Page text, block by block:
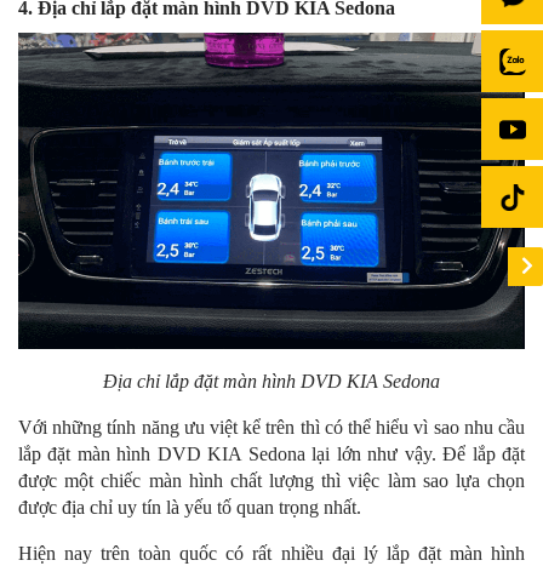
4. Địa chỉ lắp đặt màn hình DVD KIA Sedona
Địa chỉ lắp đặt màn hình DVD KIA Sedona
Với những tính năng ưu việt kể trên thì có thể hiểu vì sao nhu cầu
lắp đặt màn hình DVD KIA Sedona lại lớn như vậy. Để lắp đặt
được một chiếc màn hình chất lượng thì việc làm sao lựa chọn
được địa chỉ uy tín là yếu tố quan trọng nhất.
Hiện nay trên toàn quốc có rất nhiều đại lý lắp đặt màn hình